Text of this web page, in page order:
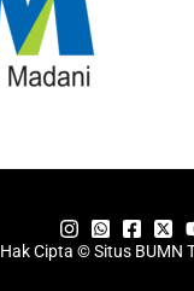
Hak Cipta © Situs BUMN